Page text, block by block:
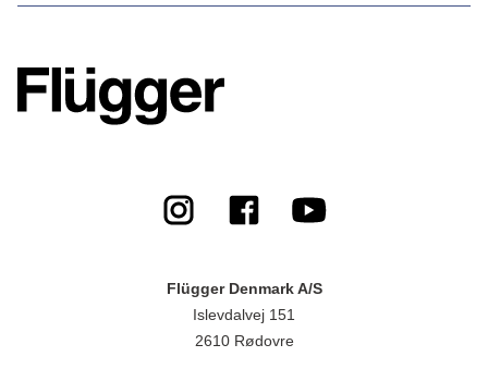
Flügger Denmark A/S
Islevdalvej 151
2610 Rødovre